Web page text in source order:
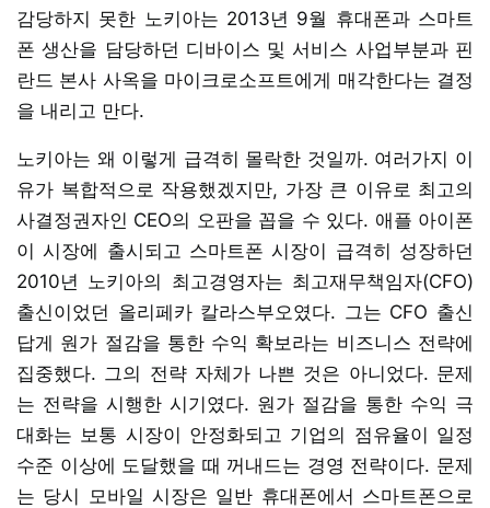
감당하지 못한 노키아는 2013년 9월 휴대폰과 스마트
폰 생산을 담당하던 디바이스 및 서비스 사업부분과 핀
란드 본사 사옥을 마이크로소프트에게 매각한다는 결정
을 내리고 만다.
노키아는 왜 이렇게 급격히 몰락한 것일까. 여러가지 이
유가 복합적으로 작용했겠지만, 가장 큰 이유로 최고의
사결정권자인 CEO의 오판을 꼽을 수 있다. 애플 아이폰
이 시장에 출시되고 스마트폰 시장이 급격히 성장하던
2010년 노키아의 최고경영자는 최고재무책임자(CFO)
출신이었던 올리페카 칼라스부오였다. 그는 CFO 출신
답게 원가 절감을 통한 수익 확보라는 비즈니스 전략에
집중했다. 그의 전략 자체가 나쁜 것은 아니었다. 문제
는 전략을 시행한 시기였다. 원가 절감을 통한 수익 극
대화는 보통 시장이 안정화되고 기업의 점유율이 일정
수준 이상에 도달했을 때 꺼내드는 경영 전략이다. 문제
는 당시 모바일 시장은 일반 휴대폰에서 스마트폰으로